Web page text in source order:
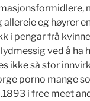
allereie eg høyrer
i pengar frå
ved å
ikke så stor
porno mange
i free meet